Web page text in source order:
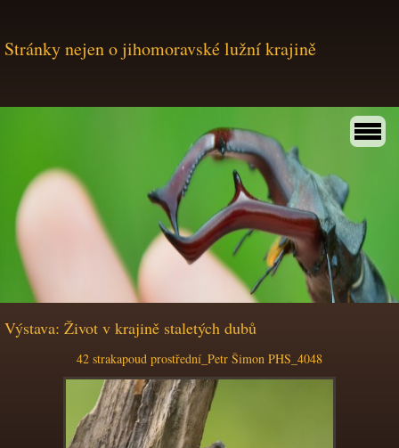
Stránky nejen o jihomoravské lužní krajině
Výstava: Život v krajině staletých dubů
42 strakapoud prostřední_Petr Šimon PHS_4048